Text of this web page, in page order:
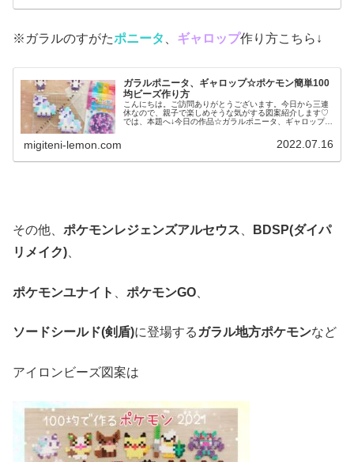
※ガラルのすがたポニータ ギャロップ作り方こちら↓
ガラルポニータ、ギャロップ☆ポケモン簡単100
均ビーズ作り方
こんにちは。ご訪問ありがとうございます。今日から三連
休なので、親子で楽しめそうな気がする図案紹介します♡
では、本題へ↓今日の作品☆ガラルポニータ、ギャロップ前
migiteni-lemon.com 2022.07.16
その他、 ポケモンレジェンズアルセウス
BDSP(ダイパ
リメイク)
ポケモンユナイト ポケモンGO
ソードシールド(剣盾)に登場する ガラル地方ポケモンなど
アイロンビーズ図案は